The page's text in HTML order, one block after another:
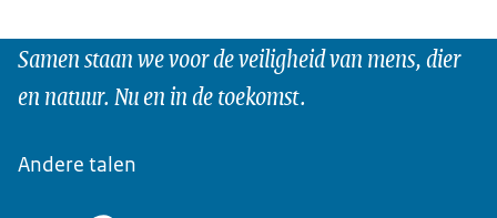
Samen staan we voor de veiligheid van mens, dier
en natuur. Nu en in de toekomst.
Andere talen